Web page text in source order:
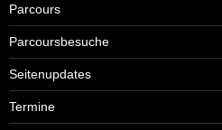
Parcours
Parcoursbesuche
Seitenupdates
Termine